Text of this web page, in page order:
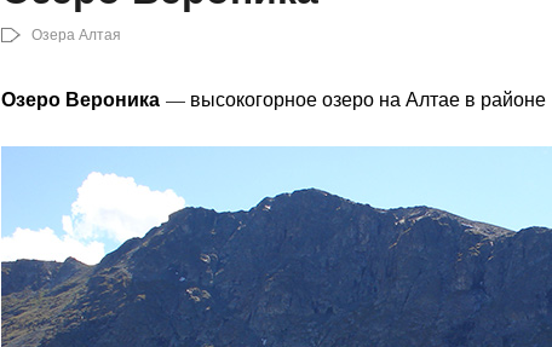
Озера Алтая
Озеро Вероника— высокогорное озеро на Алтае в районе